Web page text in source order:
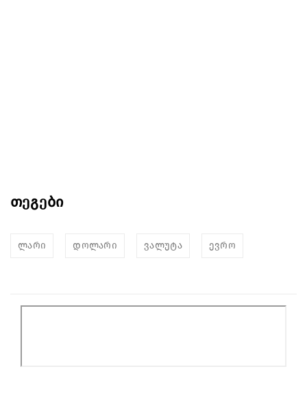
თეგები
ლარი დოლარი ვალუტა ევრო